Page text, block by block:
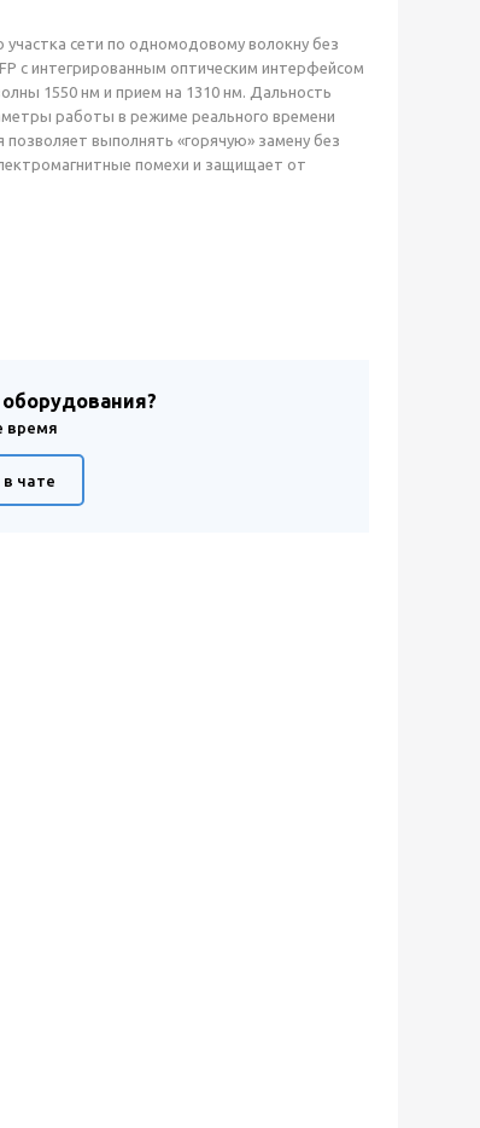
участка сети по одномодовому волокну без
с интегрированным оптическим интерфейсом
1550 нм и прием на 1310 нм. Дальность
работы в режиме реального времени
выполнять «горячую» замену без
помехи и защищает от
время
чате